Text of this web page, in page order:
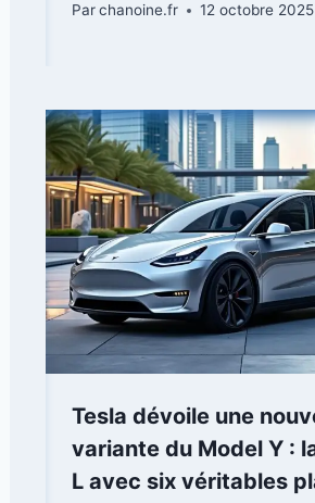
Parchanoine.fr 12 octobre 2025
Tesla dévoile une
variante du Model Y :
L avec six véritables